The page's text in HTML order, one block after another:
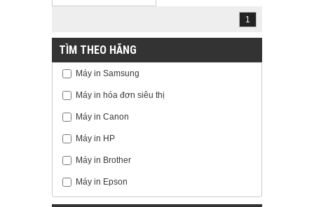
1
TÌM THEO HÃNG
Máy in Samsung
Máy in hóa đơn siêu thị
Máy in Canon
Máy in HP
Máy in Brother
Máy in Epson